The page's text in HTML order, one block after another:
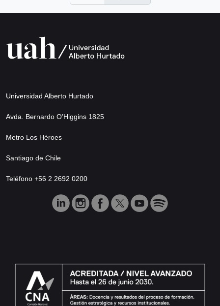
Universidad Alberto Hurtado
Avda. Bernardo O’Higgins 1825
Metro Los Héroes
Santiago de Chile
Teléfono +56 2 2692 0200